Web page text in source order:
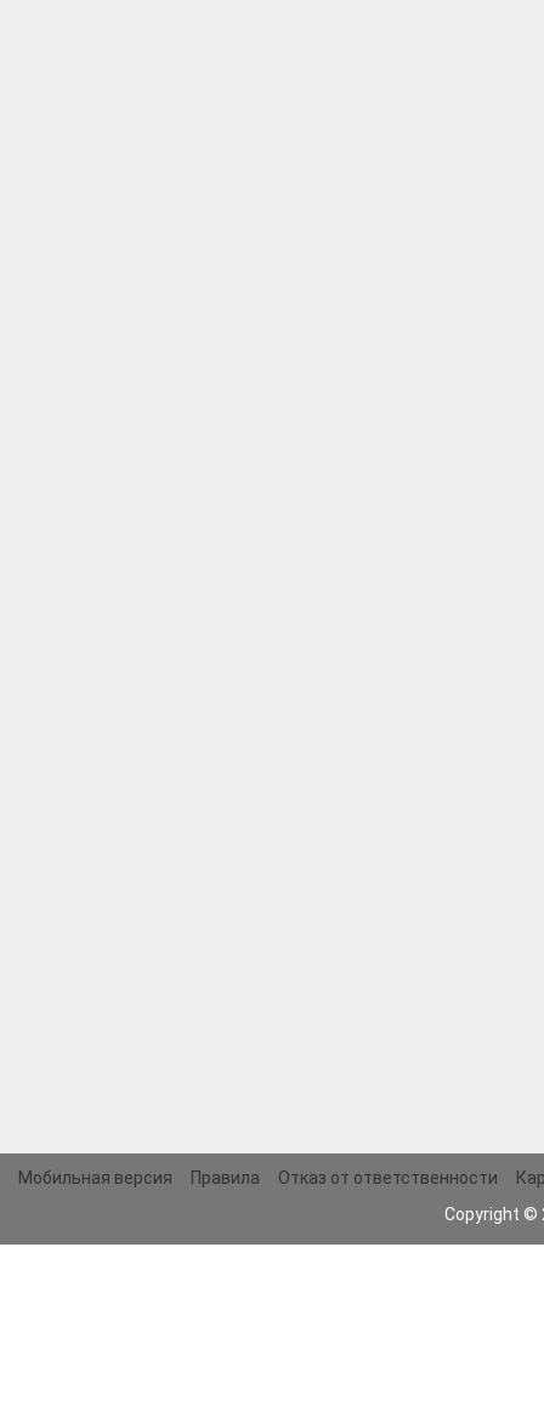
Мобильная версия Правила Отказ от ответственности
Copyright ©